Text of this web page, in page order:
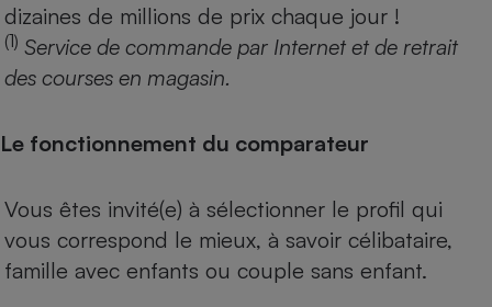
dizaines de millions de prix chaque jour !
(1) Service de commande par Internet et de retrait
des courses en magasin.
Le fonctionnement du comparateur
Vous êtes invité(e) à sélectionner le profil qui
vous correspond le mieux, à savoir célibataire,
famille avec enfants ou couple sans enfant.